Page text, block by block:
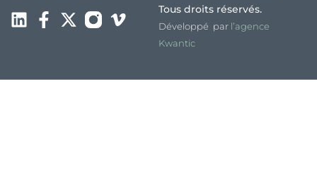
Tous droits réservés.
Développé par l’agence
Kwantic